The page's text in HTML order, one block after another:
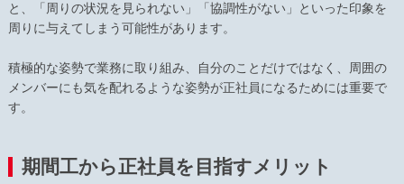
と、「周りの状況を見られない」「協調性がない」といった印象を
周りに与えてしまう可能性があります。
積極的な姿勢で業務に取り組み、自分のことだけではなく、周囲の
メンバーにも気を配れるような姿勢が正社員になるためには重要で
す。
期間工から正社員を目指すメリット